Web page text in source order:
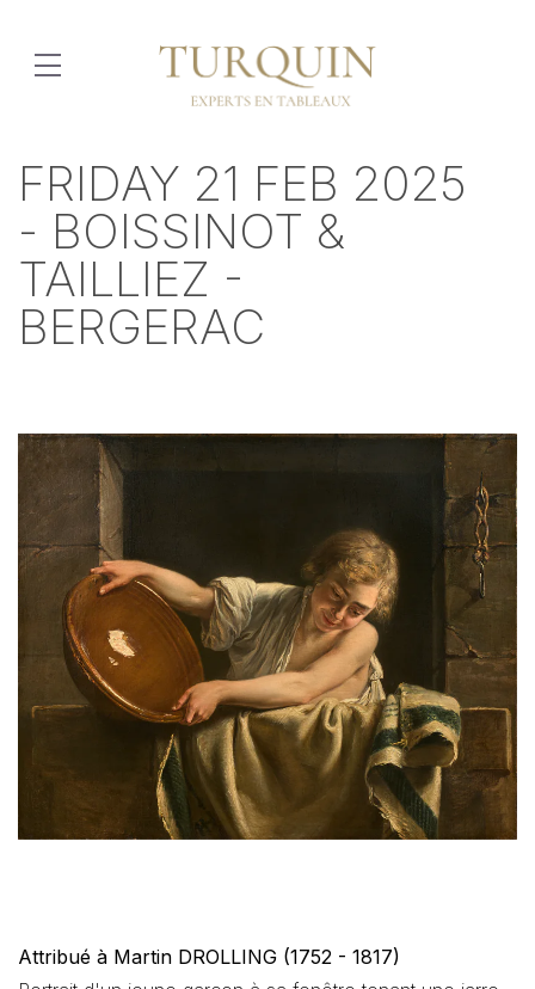
FRIDAY 21 FEB 2025
- BOISSINOT &
TAILLIEZ -
BERGERAC
Attribué à Martin DROLLING (1752 - 1817)